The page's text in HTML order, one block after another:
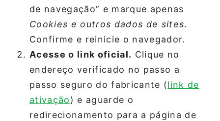
de navegação” e marque apenas
Cookies e outros dados de sites.
Confirme e reinicie o navegador.
Acesse o link oficial. Clique no
endereço verificado no passo a
passo seguro do fabricante (link de
ativação) e aguarde o
redirecionamento para a página de